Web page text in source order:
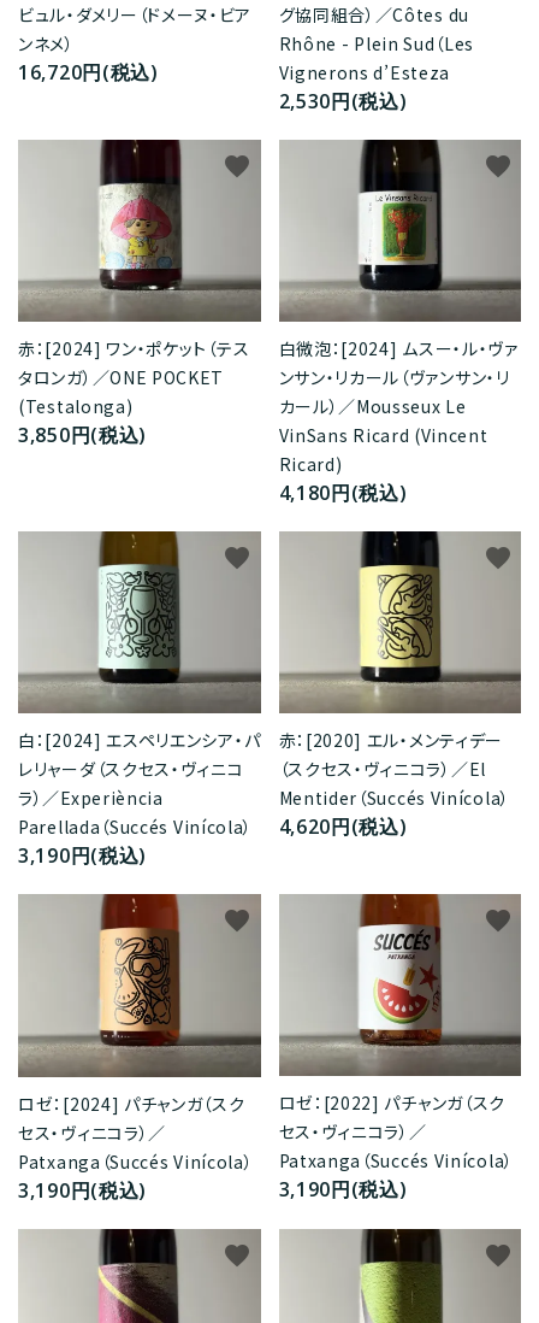
ビュル・ダメリー（ドメーヌ・ビア
ンネメ）
16,720円(税込)
グ協同組合）／Côtes du
Rhône - Plein Sud（Les
Vignerons d’Esteza
2,530円(税込)
赤：[2024] ワン・ポケット（テス
タロンガ）／ONE POCKET
(Testalonga)
3,850円(税込)
favorite
白微泡：[2024] ムスー・ル・ヴァ
ンサン・リカール（ヴァンサン・リ
カール）／Mousseux Le
VinSans Ricard (Vincent
Ricard)
4,180円(税込)
favorite
白：[2024] エスペリエンシア・パ
レリャーダ（スクセス・ヴィニコ
ラ）／Experiència
Parellada（Succés Vinícola）
3,190円(税込)
favorite
赤：[2020] エル・メンティデー
（スクセス・ヴィニコラ）／El
Mentider（Succés Vinícola）
4,620円(税込)
favorite
ロゼ：[2024] パチャンガ（スク
セス・ヴィニコラ）／
Patxanga（Succés Vinícola）
3,190円(税込)
favorite
ロゼ：[2022] パチャンガ（スク
セス・ヴィニコラ）／
Patxanga（Succés Vinícola）
3,190円(税込)
favorite
favorite favorite